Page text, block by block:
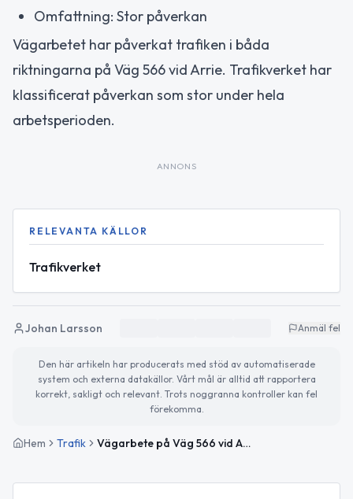
Omfattning: Stor påverkan
Vägarbetet har påverkat trafiken i båda
riktningarna på Väg 566 vid Arrie. Trafikverket har
klassificerat påverkan som stor under hela
arbetsperioden.
ANNONS
RELEVANTA KÄLLOR
Trafikverket
Johan Larsson Anmäl fel
Den här artikeln har producerats med stöd av automatiserade
system och externa datakällor. Vårt mål är alltid att rapportera
korrekt, sakligt och relevant. Trots noggranna kontroller kan fel
förekomma.
Hem Trafik Vägarbete på Väg 566 vid Arrie avslutat